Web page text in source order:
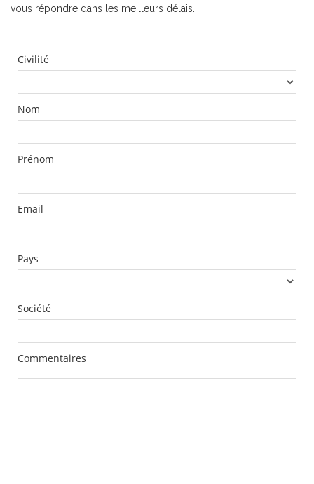
vous répondre dans les meilleurs délais.